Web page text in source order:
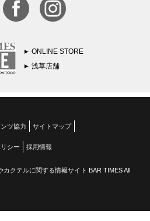
ONLINE STORE
浅草店舗
ツ協力 サイトマップ
シー 採用情報
クテルに関する情報サイト BAR TIMES All